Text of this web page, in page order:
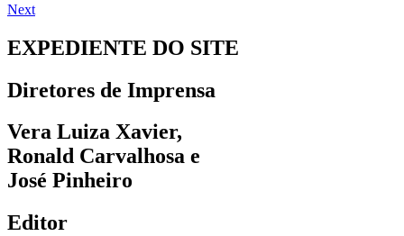
Next
EXPEDIENTE DO SITE
Diretores de Imprensa
Vera Luiza Xavier,
Ronald Carvalhosa e
José Pinheiro
Editor